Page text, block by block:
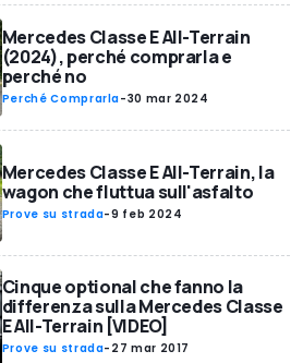
Mercedes Classe E All-Terrain
(2024), perché comprarla e
perché no
Perché Comprarla-30 mar 2024
Mercedes Classe E All-Terrain, la
wagon che fluttua sull'asfalto
Prove su strada-9 feb 2024
Cinque optional che fanno la
differenza sulla Mercedes Classe
E All-Terrain [VIDEO]
Prove su strada- 27 mar 2017